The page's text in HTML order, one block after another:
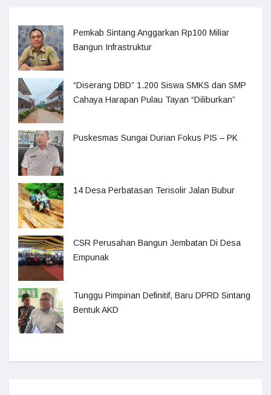
Pemkab Sintang Anggarkan Rp100 Miliar
Bangun Infrastruktur
“Diserang DBD” 1.200 Siswa SMKS dan SMP
Cahaya Harapan Pulau Tayan “Diliburkan”
Puskesmas Sungai Durian Fokus PIS – PK
14 Desa Perbatasan Terisolir Jalan Bubur
CSR Perusahan Bangun Jembatan Di Desa
Empunak
Tunggu Pimpinan Definitif, Baru DPRD Sintang
Bentuk AKD